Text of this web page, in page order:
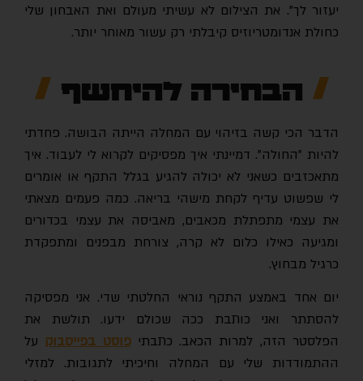
יעזור לך". את הצילום לא עשיתי מעולם ואת האבחון שלי
כחולת אנדומטריוזיס קיבלתי רק עשור מאוחר יותר.
הבחירה להיחשף
הדבר הכי קשה בזיהוי עם המחלה הייתה הבושה. פחדתי
להיות "החולה". דמיינתי איך מפסיקים לקרוא לי לעבוד. איך
מתאכזבים כשאני לא יכולה להגיע בגלל התקף או אומרים
לי שפשוט עדיף לקחת מישהי בריאה. כמה פעמים מצאתי
את עצמי מתפתלת מכאבים, מאביסה את עצמי בכדורים
ומגיעה כאילו כלום לא קרה, צורחת מבפנים ומתפקדת
כרגיל מבחוץ.
יום אחד באמצע התקף נוראי החלטתי שדי. אני מפסיקה
להסתתר ואני כותבת ככה שכולם ידעו. תולשת את
הפלסטר הזה, למרות הכאב. כתבתיפוסט בפייסבוק על
ההתמודדות שלי עם המחלה וחיכיתי לתגובות. למזלי